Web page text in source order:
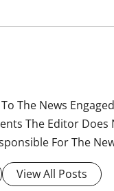
The News
The Editor
For The
View All Posts